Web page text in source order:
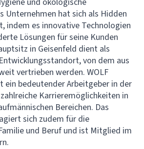
Unternehmen hat sich als Hidden
indem es innovative Technologien
Lösungen für seine Kunden
in Geisenfeld dient als
von dem aus
vertrieben werden. WOLF
ein bedeutender Arbeitgeber in der
Karrieremöglichkeiten in
Bereichen. Das
sich zudem für die
und Beruf und ist Mitglied im